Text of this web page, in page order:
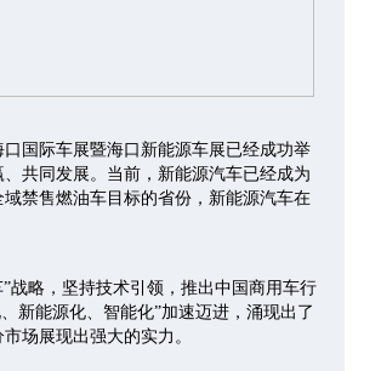
国际车展暨海口新能源车展已经成功举
共同发展。当前，新能源汽车已经成为
禁售燃油车目标的省份，新能源汽车在
战略，坚持技术引领，推出中国商用车行
新能源化、智能化”加速迈进，涌现出了
场展现出强大的实力。